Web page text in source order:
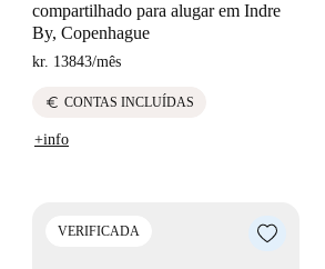
compartilhado para alugar em Indre
By, Copenhague
kr. 13843/mês
euro CONTAS INCLUÍDAS
+info
VERIFICADA